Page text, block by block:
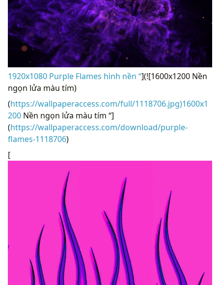
1920x1080 Purple Flames hình nền “](![1600x1200 Nền
ngọn lửa màu tím)
(https://wallpaperaccess.com/full/1118706.jpg)1600x1
200 Nền ngọn lửa màu tím “]
(https://wallpaperaccess.com/download/purple-
flames-1118706)
[